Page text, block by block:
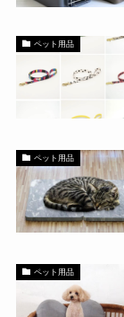
ペット用品
ペット用品
ペット用品